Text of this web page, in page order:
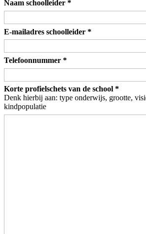
Naam schoolleider *
E-mailadres schoolleider *
Telefoonnummer *
Korte profielschets van de school *
Denk hierbij aan: type onderwijs, grootte,
kindpopulatie